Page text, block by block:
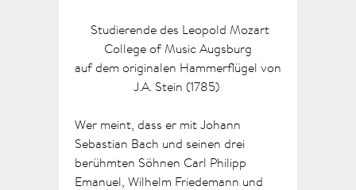
Studierende des Leopold Mozart
College of Music Augsburg
auf dem originalen Hammerflügel von
J.A. Stein (1785)
Wer meint, dass er mit Johann
Sebastian Bach und seinen drei
berühmten Söhnen Carl Philipp
Emanuel, Wilhelm Friedemann und